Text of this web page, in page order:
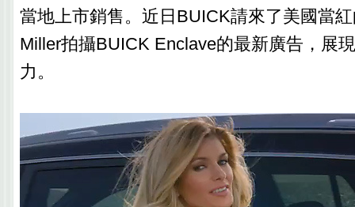
當地上市銷售。近日BUICK請來了美國當
Miller拍攝BUICK Enclave的最新廣告，展
力。